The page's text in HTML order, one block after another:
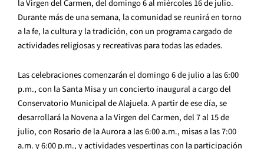
la Virgen del Carmen, del domingo 6 al miércoles 16 de julio.
Durante más de una semana, la comunidad se reunirá en torno
a la fe, la cultura y la tradición, con un programa cargado de
actividades religiosas y recreativas para todas las edades.
Las celebraciones comenzarán el domingo 6 de julio a las 6:00
p.m., con la Santa Misa y un concierto inaugural a cargo del
Conservatorio Municipal de Alajuela. A partir de ese día, se
desarrollará la Novena a la Virgen del Carmen, del 7 al 15 de
julio, con Rosario de la Aurora a las 6:00 a.m., misas a las 7:00
a.m. y 6:00 p.m., y actividades vespertinas con la participación